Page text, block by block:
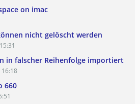
on imac
nicht gelöscht werden
in falscher Reihenfolge importiert
660